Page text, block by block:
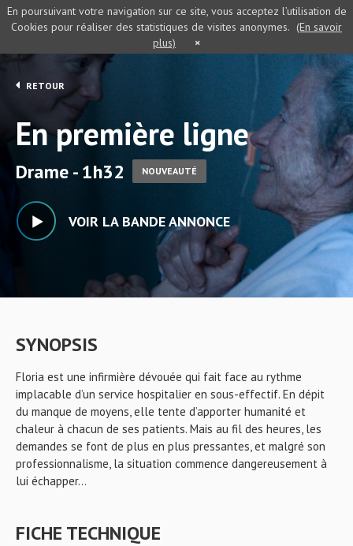
RETOUR
En première ligne
Drame - 1h32 NOUVEAUTÉ
VOIR LA BANDE ANNONCE
SYNOPSIS
Floria est une infirmière dévouée qui fait face au rythme
implacable d’un service hospitalier en sous-effectif. En dépit
du manque de moyens, elle tente d’apporter humanité et
chaleur à chacun de ses patients. Mais au fil des heures, les
demandes se font de plus en plus pressantes, et malgré son
professionnalisme, la situation commence dangereusement à
lui échapper…
FICHE TECHNIQUE
En poursuivant votre navigation sur ce site, vous acceptez l’utilisation de
Cookies pour réaliser des statistiques de visites anonymes. (En savoir
plus)
×